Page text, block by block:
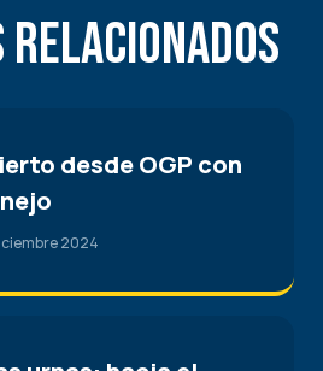
desde OGP con
2024